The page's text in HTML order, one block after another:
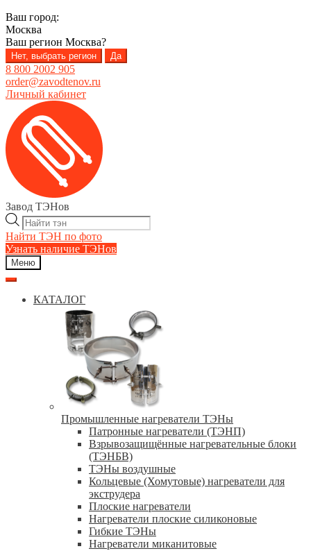
Ваш город:
Москва
Ваш регион Москва?
Нет, выбрать регион Да
8 800 2002 905
order@zavodtenov.ru
Личный кабинет
Перейти
навигации
Перейти
содержимому
Завод ТЭНов
Поиск
товаров
Найти ТЭН по фото
Узнать наличие ТЭНов
Меню
КАТАЛОГ
Промышленные нагреватели ТЭНы
Патронные нагреватели (ТЭНП)
Взрывозащищённые нагревательные блоки
(ТЭНБВ)
ТЭНы воздушные
Кольцевые (Хомутовые) нагреватели для
экструдера
Плоские нагреватели
Нагреватели плоские силиконовые
Гибкие ТЭНы
Нагреватели миканитовые